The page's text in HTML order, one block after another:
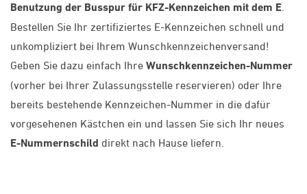
Benutzung der Busspur für KFZ-Kennzeichen mit dem E
Bestellen Sie Ihr zertifiziertes E-Kennzeichen schnell und
unkompliziert bei Ihrem Wunschkennzeichenversand!
Geben Sie dazu einfach Ihre Wunschkennzeichen-Nummer
(vorher bei Ihrer Zulassungsstelle reservieren) oder Ihre
bereits bestehende Kennzeichen-Nummer in die dafür
vorgesehenen Kästchen ein und lassen Sie sich Ihr neues
E-Nummernschild direkt nach Hause liefern.